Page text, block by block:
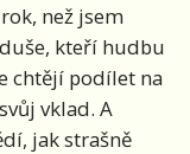
než jsem
kteří hudbu
chtějí podílet na
vklad. A
jak strašně